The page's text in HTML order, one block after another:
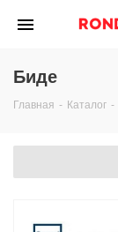
Биде
Главная - Каталог -